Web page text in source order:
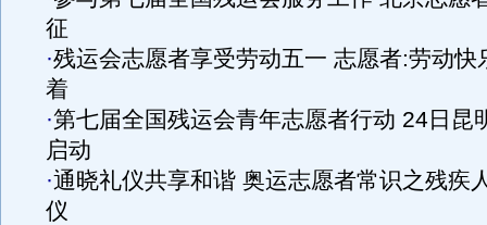
征
·残运会志愿者享受劳动五一 志愿者:劳动快
着
·第七届全国残运会青年志愿者行动 24日昆
启动
·通晓礼仪共享和谐 奥运志愿者常识之残疾
仪